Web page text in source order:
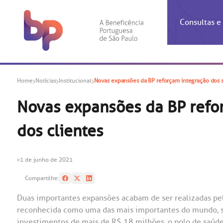
Consultas
Ética e
Centro
Outras
Home Notícias Institucional Novas expansões da BP reforçam integração
Novas expansões da BP
dos clientes
1 de junho de 2021
Compartilhe:
Duas importantes expansões acabam de ser realizadas
reconhecida como uma das mais importantes do